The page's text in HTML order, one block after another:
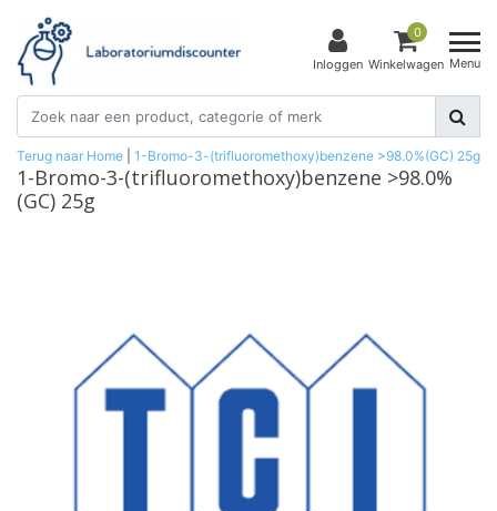
Inloggen
0
Winkelwagen Menu
Terug naar Home 1-Bromo-3-(trifluoromethoxy)benzene >98.0%(GC) 25g
1-Bromo-3-(trifluoromethoxy)benzene >98.0%
(GC) 25g